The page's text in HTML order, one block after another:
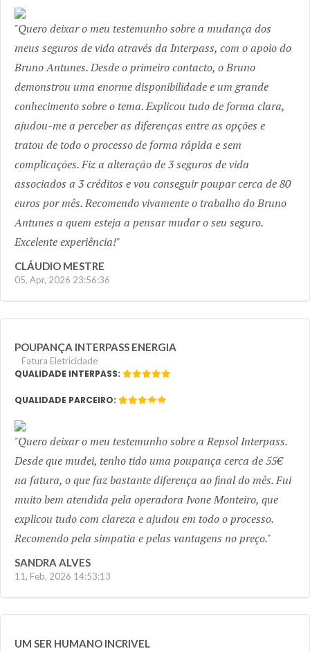
Quero deixar o meu testemunho sobre a mudança dos
meus seguros de vida através da Interpass, com o apoio do
Bruno Antunes. Desde o primeiro contacto, o Bruno
demonstrou uma enorme disponibilidade e um grande
conhecimento sobre o tema. Explicou tudo de forma clara,
ajudou-me a perceber as diferenças entre as opções e
tratou de todo o processo de forma rápida e sem
complicações. Fiz a alteração de 3 seguros de vida
associados a 3 créditos e vou conseguir poupar cerca de 80
euros por mês. Recomendo vivamente o trabalho do Bruno
Antunes a quem esteja a pensar mudar o seu seguro.
Excelente experiência!
CLÁUDIO MESTRE
05, Apr, 2026 23:56:36
POUPANÇA INTERPASS ENERGIA
Fatura Eletricidade
QUALIDADE INTERPASS:
QUALIDADE PARCEIRO:
Quero deixar o meu testemunho sobre a Repsol Interpass.
Desde que mudei, tenho tido uma poupança cerca de 55€
na fatura, o que faz bastante diferença ao final do mês. Fui
muito bem atendida pela operadora Ivone Monteiro, que
explicou tudo com clareza e ajudou em todo o processo.
Recomendo pela simpatia e pelas vantagens no preço.
SANDRA ALVES
11, Feb, 2026 14:53:13
UM SER HUMANO INCRIVEL